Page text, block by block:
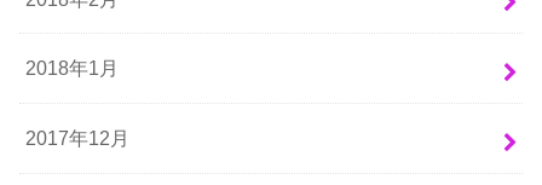
2018年1月
2017年12月